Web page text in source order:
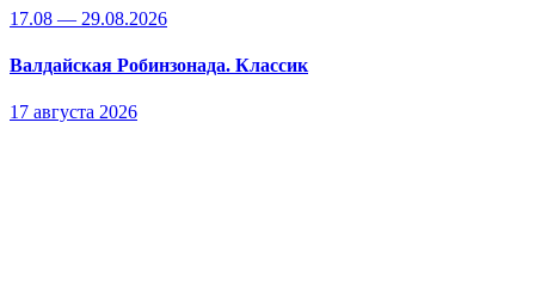
17.08 — 29.08.2026
Валдайская Робинзонада. Классик
17 августа 2026